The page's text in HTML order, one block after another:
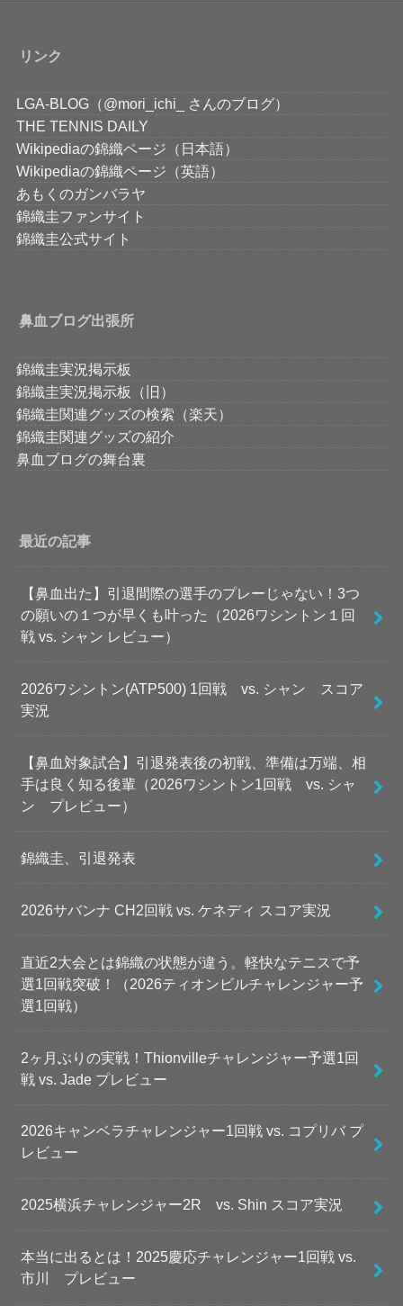
リンク
LGA-BLOG（@mori_ichi_ さんのブログ）
THE TENNIS DAILY
Wikipediaの錦織ページ（日本語）
Wikipediaの錦織ページ（英語）
あもくのガンバラヤ
錦織圭ファンサイト
錦織圭公式サイト
鼻血ブログ出張所
錦織圭実況掲示板
錦織圭実況掲示板（旧）
錦織圭関連グッズの検索（楽天）
錦織圭関連グッズの紹介
鼻血ブログの舞台裏
最近の記事
【鼻血出た】引退間際の選手のプレーじゃない！3つ
の願いの１つが早くも叶った（2026ワシントン１回
戦 vs. シャン レビュー）
2026ワシントン(ATP500) 1回戦 vs. シャン スコア
実況
【鼻血対象試合】引退発表後の初戦、準備は万端、相
手は良く知る後輩（2026ワシントン1回戦 vs. シャ
ン プレビュー）
錦織圭、引退発表
2026サバンナ CH2回戦 vs. ケネディ スコア実況
直近2大会とは錦織の状態が違う。軽快なテニスで予
選1回戦突破！（2026ティオンビルチャレンジャー予
選1回戦）
2ヶ月ぶりの実戦！Thionvilleチャレンジャー予選1回
戦 vs. Jade プレビュー
2026キャンベラチャレンジャー1回戦 vs. コプリバ プ
レビュー
2025横浜チャレンジャー2R vs. Shin スコア実況
本当に出るとは！2025慶応チャレンジャー1回戦 vs.
市川 プレビュー